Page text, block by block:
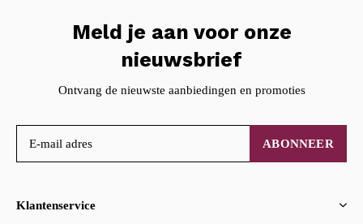
Meld je aan voor onze
nieuwsbrief
Ontvang de nieuwste aanbiedingen en promoties
ABONNEER
Klantenservice